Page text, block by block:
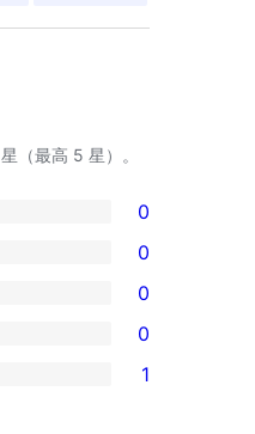
星（最高 5 星）。
0
0
0
0
1